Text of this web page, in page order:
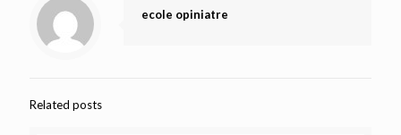
ecole opiniatre
Related posts